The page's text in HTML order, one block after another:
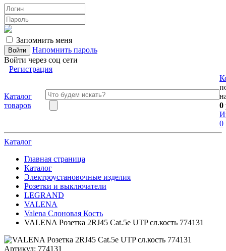
Запомнить меня
Напомнить пароль
Войти через соц сети
Регистрация
Каталог
товаров
0
0
Каталог
Главная страница
Каталог
Электроустановочные изделия
Розетки и выключатели
LEGRAND
VALENA
Valena Слоновая Кость
VALENA Розетка 2RJ45 Cat.5e UTP сл.кость 774131
Артикул: 774131